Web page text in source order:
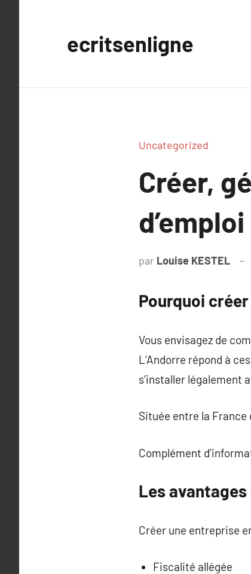
ecritsenligne
Uncategorized
Créer,
par Louise KESTEL
Pourquoi
Vous envisagez de
L’Andorre répond à
s’installer légalement
Située entre la France
Complément
Les avantages
Créer une entreprise
Fiscalité allégée